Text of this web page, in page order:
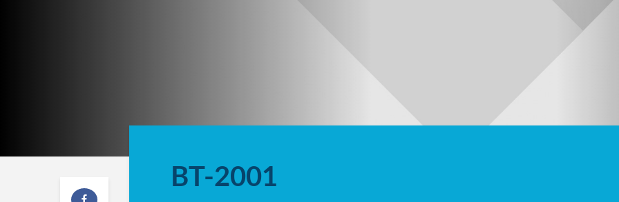
BT-2001